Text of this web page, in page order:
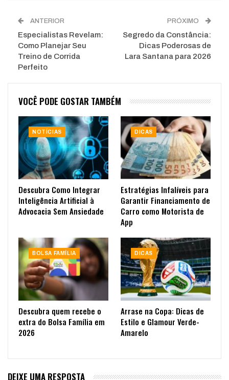
ANTERIOR
Especialistas Revelam:
Como Planejar Seu
Treino de Corrida
Perfeito
PRÓXIMO
Segredo da Constância:
Dicas Poderosas de
Lara Santana para 2026
VOCÊ PODE GOSTAR TAMBÉM
NOTÍCIAS
Descubra Como Integrar
Inteligência Artificial à
Advocacia Sem Ansiedade
DICAS
Estratégias Infalíveis para
Garantir Financiamento de
Carro como Motorista de
App
BOLSA FAMÍLIA
Descubra quem recebe o
extra do Bolsa Família em
2026
DICAS
Arrase na Copa: Dicas de
Estilo e Glamour Verde-
Amarelo
DEIXE UMA RESPOSTA